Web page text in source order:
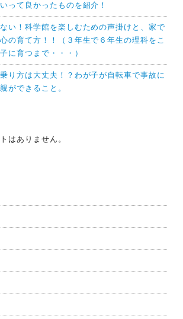
って良かったものを紹介！
い！科学館を楽しむための声掛けと、家で
の育て方！！（３年生で６年生の理科をこ
に育つまで・・・）
り方は大丈夫！？わが子が自転車で事故に
ができること。
はありません。